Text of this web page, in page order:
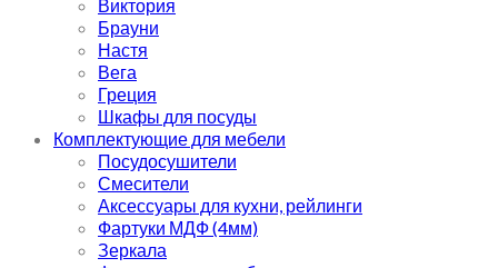
Виктория
Брауни
Настя
Вега
Греция
Шкафы для посуды
Комплектующие для мебели
Посудосушители
Смесители
Аксессуары для кухни, рейлинги
Фартуки МДФ (4мм)
Зеркала